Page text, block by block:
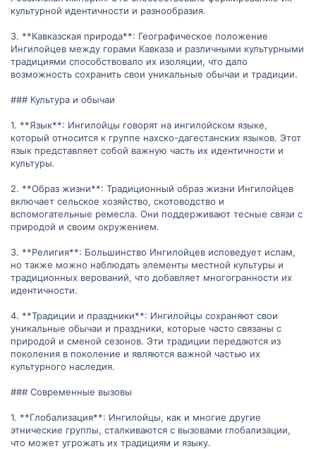
культурной идентичности и разнообразия.
3. **Кавказская природа**: Географическое положение
Ингилойцев между горами Кавказа и различными культурными
традициями способствовало их изоляции, что дало
возможность сохранить свои уникальные обычаи и традиции.
### Культура и обычаи
1. **Язык**: Ингилойцы говорят на ингилойском языке,
который относится к группе нахско-дагестанских языков. Этот
язык представляет собой важную часть их идентичности и
культуры.
2. **Образ жизни**: Традиционный образ жизни Ингилойцев
включает сельское хозяйство, скотоводство и
вспомогательные ремесла. Они поддерживают тесные связи с
природой и своим окружением.
3. **Религия**: Большинство Ингилойцев исповедует ислам,
но также можно наблюдать элементы местной культуры и
традиционных верований, что добавляет многогранности их
идентичности.
4. **Традиции и праздники**: Ингилойцы сохраняют свои
уникальные обычаи и праздники, которые часто связаны с
природой и сменой сезонов. Эти традиции передаются из
поколения в поколение и являются важной частью их
культурного наследия.
### Современные вызовы
1. **Глобализация**: Ингилойцы, как и многие другие
этнические группы, сталкиваются с вызовами глобализации,
что может угрожать их традициям и языку.